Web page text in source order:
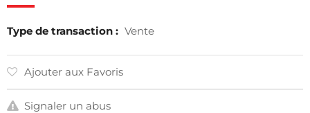
Type de transaction : Vente
Ajouter aux Favoris
Signaler un abus